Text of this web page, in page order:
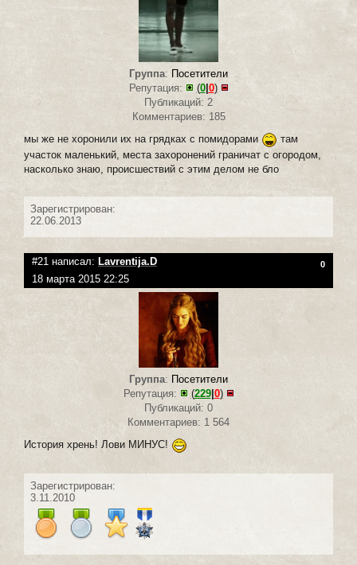
Группа: Посетители
Репутация:
(0| 0)
Публикаций: 2
Комментариев: 185
мы же не хоронили их на грядках с помидорами
там
участок маленький, места захоронений граничат с огородом,
насколько знаю, происшествий с этим делом не бло
Зарегистрирован:
22.06.2013
#21 написал: Lavrentija.D 0
18 марта 2015 22:25
Группа: Посетители
Репутация:
(229| 0)
Публикаций: 0
Комментариев: 1 564
История хрень! Лови МИНУС!
Зарегистрирован:
3.11.2010